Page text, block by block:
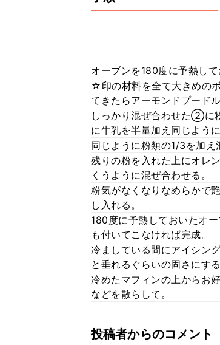
オーブンを180度に予熱し
☆印の材料を全て大きめの
てきたらアーモンドプードル
しっかり混ぜ合わせた②に
に牛乳を半量加え同じように
同じように粉類の1/3を加え
残りの粉を入れた上にオレ
くうように混ぜ合わせる。
粉気がなくなりなめらかで
し入れる。
180度に予熱しておいたオ
も付いてこなければ完成。
冷ましている間にアイシン
と垂れるぐらいの固さにする
冷めたマフィンの上からお
などを散らして。
投稿者からのコメント